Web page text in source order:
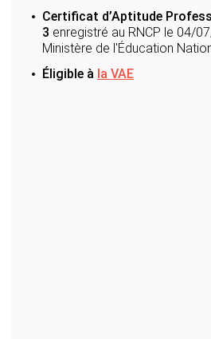
Certificat d’Aptitude
3 enregistré au RNCP le 04/
Ministère de l'Éducation
Éligible à la VAE